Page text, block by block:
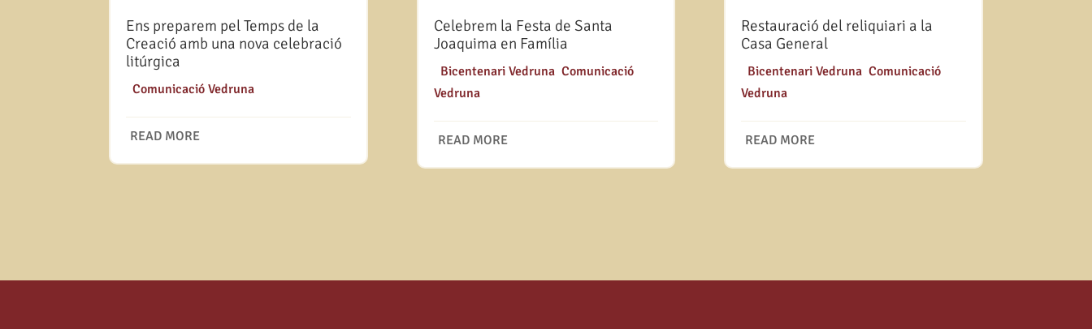
Ens preparem pel Temps de la
Creació amb una nova celebració
litúrgica
|Comunicació Vedruna
READ MORE
Celebrem la Festa de Santa
Joaquima en Família
Bicentenari Vedruna, Comunicació
Vedruna
READ MORE
Restauració del reliquiari a la
Casa General
Bicentenari Vedruna, Comunicació
Vedruna
READ MORE